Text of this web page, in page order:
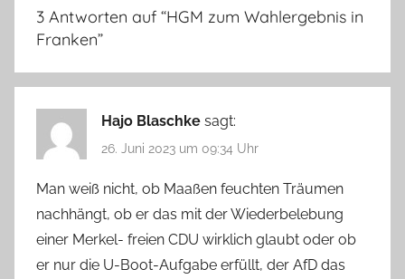
3 Antworten auf “HGM zum Wahlergebnis in
Franken”
Hajo Blaschke sagt:
26. Juni 2023 um 09:34 Uhr
Man weiß nicht, ob Maaßen feuchten Träumen
nachhängt, ob er das mit der Wiederbelebung
einer Merkel- freien CDU wirklich glaubt oder ob
er nur die U-Boot-Aufgabe erfüllt, der AfD das